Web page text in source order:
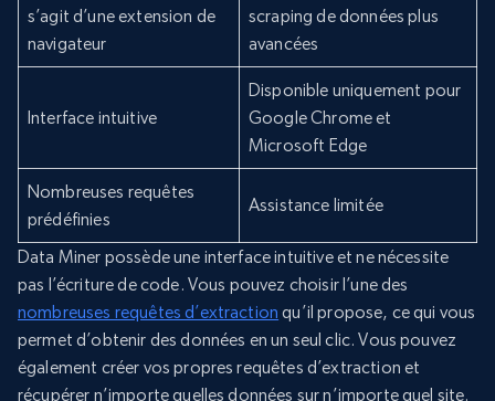
s’agit d’une extension de
navigateur
scraping de données plus
avancées
Interface intuitive
Disponible uniquement pour
Google Chrome et
Microsoft Edge
Nombreuses requêtes
prédéfinies
Assistance limitée
Data Miner possède une interface intuitive et ne nécessite
pas l’écriture de code. Vous pouvez choisir l’une des
nombreuses requêtes d’extraction qu’il propose, ce qui vous
permet d’obtenir des données en un seul clic. Vous pouvez
également créer vos propres requêtes d’extraction et
récupérer n’importe quelles données sur n’importe quel site.